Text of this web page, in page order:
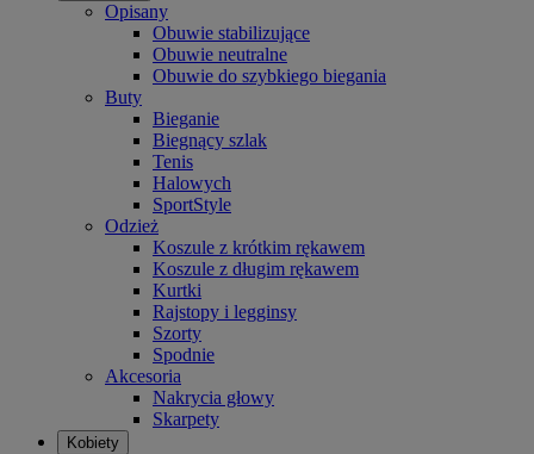
Opisany
Obuwie stabilizujące
Obuwie neutralne
Obuwie do szybkiego biegania
Buty
Bieganie
Biegnący szlak
Tenis
Halowych
SportStyle
Odzież
Koszule z krótkim rękawem
Koszule z długim rękawem
Kurtki
Rajstopy i legginsy
Szorty
Spodnie
Akcesoria
Nakrycia głowy
Skarpety
Kobiety